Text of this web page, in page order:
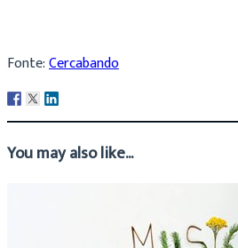
Fonte:Cercabando
You may also like...